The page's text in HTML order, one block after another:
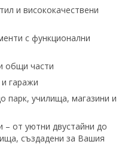
и висококачествени
с функционални
общи части
гаражи
парк, училища, магазини и
– от уютни двустайни до
създадени за Вашия